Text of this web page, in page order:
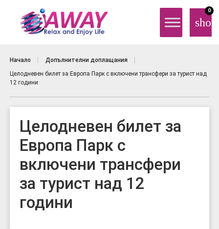
0
Начало
Допълнителни доплащания
Целодневен билет за Европа Парк с включени трансфери за турист над
12 години
Целодневен билет за
Европа Парк с
включени трансфери
за турист над 12
години